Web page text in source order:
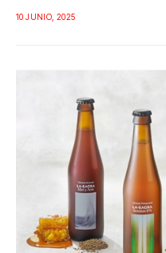
10 JUNIO, 2025